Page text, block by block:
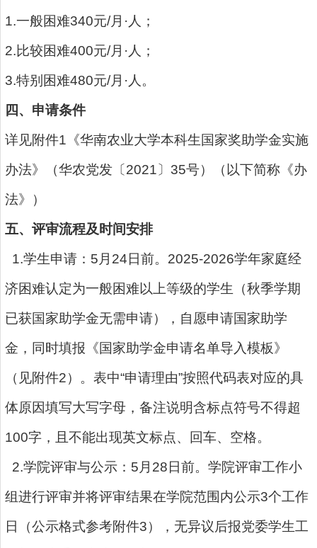
1.一般困难340元/月·人；
2.比较困难400元/月·人；
3.特别困难480元/月·人。
四、申请条件
详见附件1《华南农业大学本科生国家奖助学金实施
办法》（华农党发〔2021〕35号）（以下简称《办
法》）
五、评审流程及时间安排
1.学生申请：5月24日前。2025-2026学年家庭经
济困难认定为一般困难以上等级的学生（秋季学期
已获国家助学金无需申请），自愿申请国家助学
金，同时填报《国家助学金申请名单导入模板》
（见附件2）。表中“申请理由”按照代码表对应的具
体原因填写大写字母，备注说明含标点符号不得超
100字，且不能出现英文标点、回车、空格。
2.学院评审与公示：5月28日前。学院评审工作小
组进行评审并将评审结果在学院范围内公示3个工作
日（公示格式参考附件3），无异议后报党委学生工